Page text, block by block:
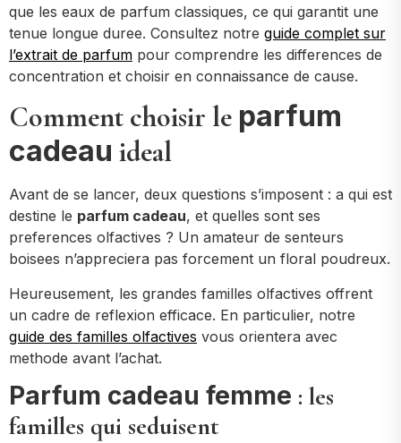
que les eaux de parfum classiques, ce qui garantit une
tenue longue duree. Consultez notre guide complet sur
l’extrait de parfum pour comprendre les differences de
concentration et choisir en connaissance de cause.
Comment choisir le parfum
cadeau ideal
Avant de se lancer, deux questions s’imposent : a qui est
destine le parfum cadeau, et quelles sont ses
preferences olfactives ? Un amateur de senteurs
boisees n’appreciera pas forcement un floral poudreux.
Heureusement, les grandes familles olfactives offrent
un cadre de reflexion efficace. En particulier, notre
guide des familles olfactives vous orientera avec
methode avant l’achat.
Parfum cadeau femme : les
familles qui seduisent